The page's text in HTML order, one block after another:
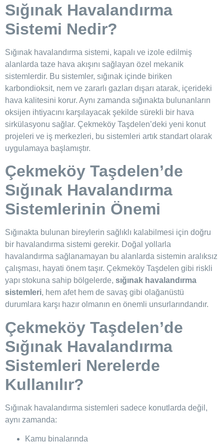
Sığınak Havalandırma
Sistemi Nedir?
Sığınak havalandırma sistemi, kapalı ve izole edilmiş
alanlarda taze hava akışını sağlayan özel mekanik
sistemlerdir. Bu sistemler, sığınak içinde biriken
karbondioksit, nem ve zararlı gazları dışarı atarak, içerideki
hava kalitesini korur. Aynı zamanda sığınakta bulunanların
oksijen ihtiyacını karşılayacak şekilde sürekli bir hava
sirkülasyonu sağlar. Çekmeköy Taşdelen’deki yeni konut
projeleri ve iş merkezleri, bu sistemleri artık standart olarak
uygulamaya başlamıştır.
Çekmeköy Taşdelen’de
Sığınak Havalandırma
Sistemlerinin Önemi
Sığınakta bulunan bireylerin sağlıklı kalabilmesi için doğru
bir havalandırma sistemi gerekir. Doğal yollarla
havalandırma sağlanamayan bu alanlarda sistemin aralıksız
çalışması, hayati önem taşır. Çekmeköy Taşdelen gibi riskli
yapı stokuna sahip bölgelerde, sığınak havalandırma
sistemleri, hem afet hem de savaş gibi olağanüstü
durumlara karşı hazır olmanın en önemli unsurlarındandır.
Çekmeköy Taşdelen’de
Sığınak Havalandırma
Sistemleri Nerelerde
Kullanılır?
Sığınak havalandırma sistemleri sadece konutlarda değil,
aynı zamanda:
Kamu binalarında